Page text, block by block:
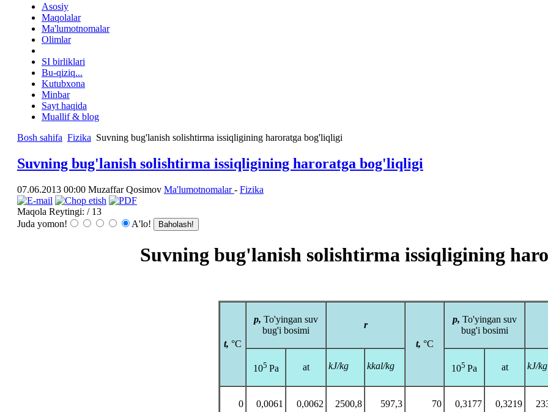
Asosiy
Maqolalar
Ma'lumotnomalar
Olimlar
SI birliklari
Bu-qiziq...
Kutubxona
Minbar
Sayt haqida
Muallif & blog
Bosh sahifa Fizika Suvning bug'lanish solishtirma issiqligining haroratga bog'liqligi
Suvning bug'lanish solishtirma issiqligining haroratga bog'liqligi
07.06.2013 00:00 Muzaffar Qosimov Ma'lumotnomalar- Fizika
Maqola Reytingi: / 13
Juda yomon!
A'lo!
Suvning bug'lanish solishtirma issiqligining
t, °C
p, To'yingan suv
bug'i bosimi
r
t, °C
p, To'yingan suv
bug'i bosimi
105 Pa at kJ/kg kkal/kg 105 Pa at kJ/kg
0 0,0061 0,0062 2500,8 597,3 70 0,3177 0,3219